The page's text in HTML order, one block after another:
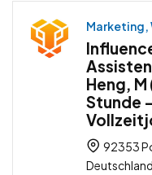
Marketing,
Heng,
Stunde
92353
Deutschland